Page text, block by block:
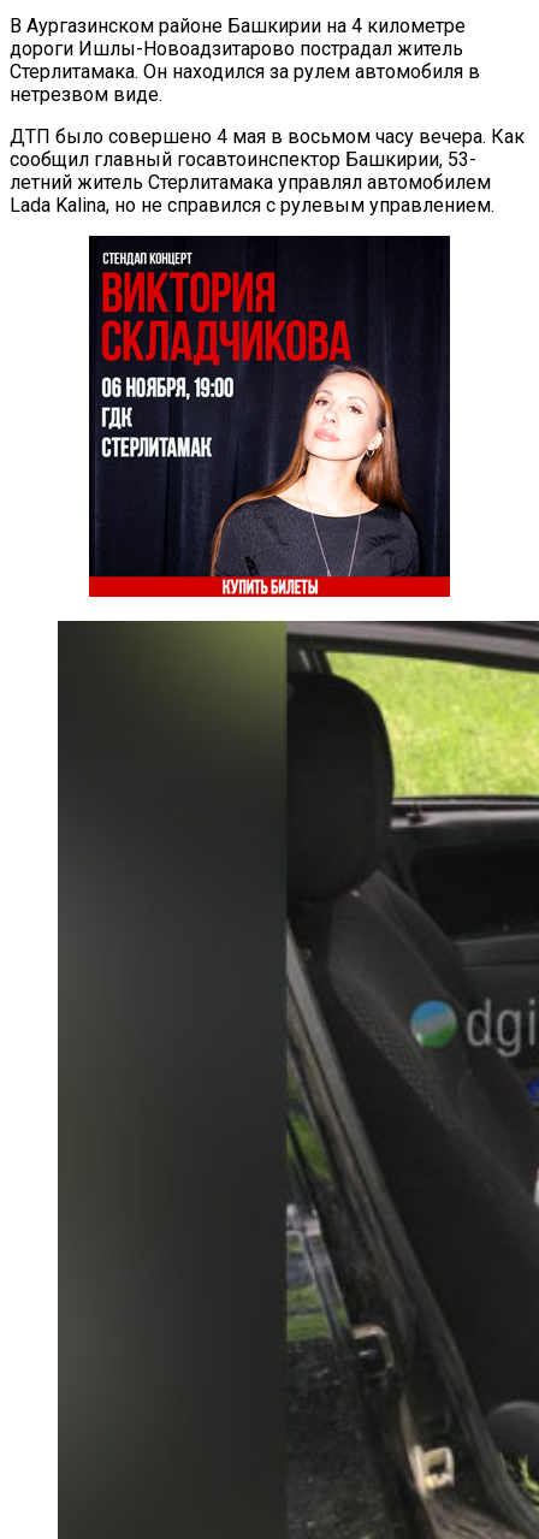
В Аургазинском районе Башкирии на 4 километре
дороги Ишлы-Новоадзитарово пострадал житель
Стерлитамака. Он находился за рулем автомобиля в
нетрезвом виде.
ДТП было совершено 4 мая в восьмом часу вечера. Как
сообщил главный госавтоинспектор Башкирии, 53-
летний житель Стерлитамака управлял автомобилем
Lada Kalina, но не справился с рулевым управлением.